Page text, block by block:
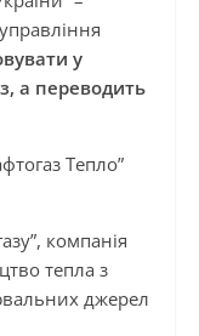
у
а переводить
Тепло”
компанія
тепла з
джерел